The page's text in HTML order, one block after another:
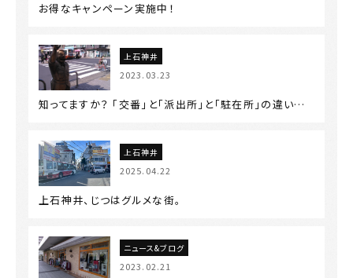
お得なキャンペーン実施中！
上石神井
2023.03.23
知ってますか？ 「交番」と「派出所」と「駐在所」の違い…
上石神井
2025.04.22
上石神井、じつはグルメな街。
ニュース&ブログ
2023.02.21